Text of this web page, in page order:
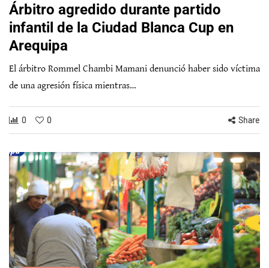
Árbitro agredido durante partido
infantil de la Ciudad Blanca Cup en
Arequipa
El árbitro Rommel Chambi Mamani denunció haber sido víctima
de una agresión física mientras…
0 0 Share